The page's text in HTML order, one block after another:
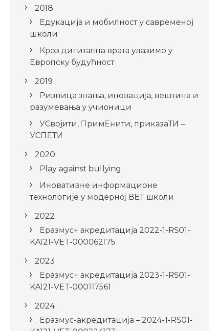
2018
Едукација и мобилност у савременој
школи
Кроз дигитална врата улазимо у
Европску будућност
2019
Ризница знања, иновација, вештина и
разумевања у учионици
УСвојити, ПримЕнити, приказаТИ –
УСПЕТИ
2020
Play against bullying
Иновативне информационе
технологије у модерној ВЕТ школи
2022
Еразмус+ акредитација 2022-1-RS01-
KA121-VET-000062175
2023
Еразмус+ акредитација 2023-1-RS01-
KA121-VET-000117561
2024
Еразмус-акредитација – 2024-1-RS01-